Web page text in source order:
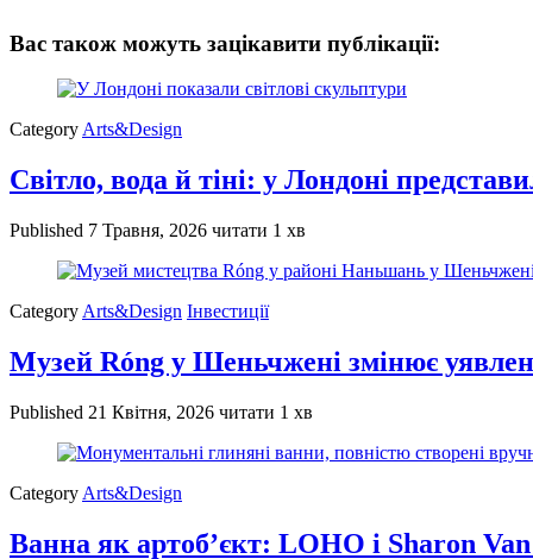
Вас також можуть зацікавити публікації:
Category Arts&Design
Світло, вода й тіні: у Лондоні
Published 7 Травня, 2026 читати 1 хв
Category Arts&Design Інвестиції
Музей Róng у Шеньчжені змінює
Published 21 Квітня, 2026 читати 1 хв
Category Arts&Design
Ванна як артоб’єкт: LOHO і Sharon